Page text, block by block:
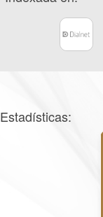
Estadísticas: